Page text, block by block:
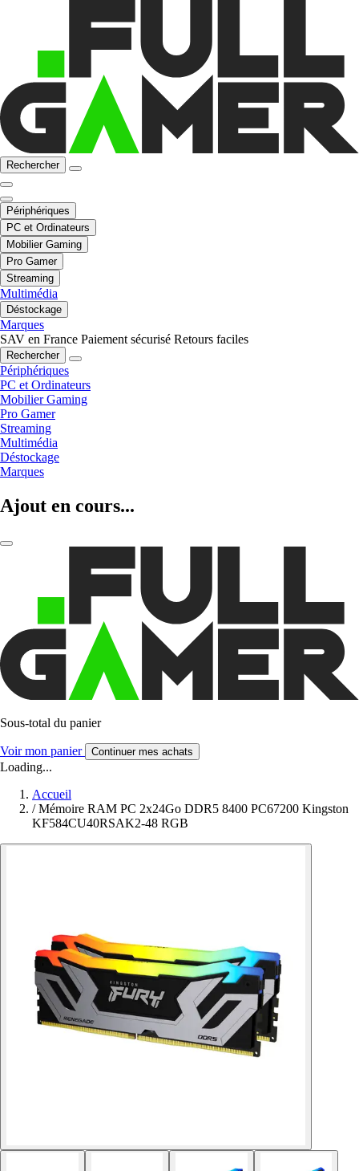
Rechercher
Périphériques
PC et Ordinateurs
Mobilier Gaming
Pro Gamer
Streaming
Multimédia
Déstockage
Marques
SAV en France Paiement sécurisé Retours faciles
Rechercher
Périphériques
PC et Ordinateurs
Mobilier Gaming
Pro Gamer
Streaming
Multimédia
Déstockage
Marques
Ajout en cours...
Sous-total du panier
Voir mon panier Continuer mes achats
Loading...
Accueil
/ Mémoire RAM PC 2x24Go DDR5 8400 PC67200 Kingston
KF584CU40RSAK2-48 RGB